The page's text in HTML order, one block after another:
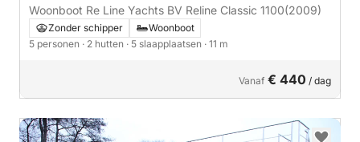
Woonboot Re Line Yachts BV Reline Classic 1100(2009)
Zonder schipper
Woonboot
5 personen · 2 hutten · 5 slaapplaatsen · 11 m
Vanaf € 440 / dag